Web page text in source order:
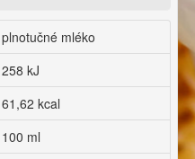
plnotučné mléko
258 kJ
61,62 kcal
100 ml